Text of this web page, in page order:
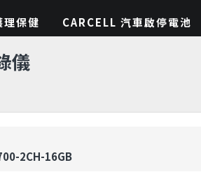
理保健 CARCELL 汽車啟停電池
儀
2CH-16GB